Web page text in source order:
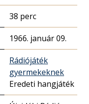
38 perc
1966. január 09.
Rádiójáték
gyermekeknek
Eredeti hangjáték